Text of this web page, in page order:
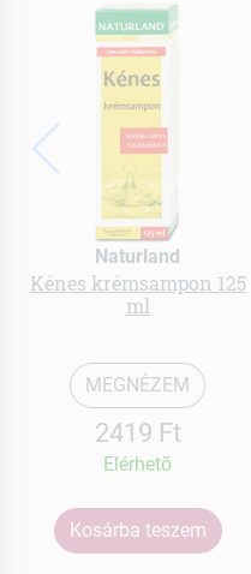
Naturland
Kénes krémsampon 125
ml
MEGNÉZEM
2419 Ft
Elérhetõ
Kosárba teszem